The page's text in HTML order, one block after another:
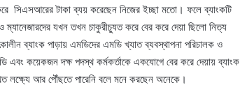
সিএসআরের টাকা ব্যয় করেছেন নিজের ইচ্ছা মতো। ফলে ব্যাংকটি
ম্যানেজারদের যখন তখন চাকুরীচ্যুত করে বের করে দেয়া ছিলো নিত্য
ব্যাংক পাড়ায় এমডিদের এমডি খ্যাত ব্যবস্থাপনা পরিচালক ও
কয়েকজন দক্ষ পদস্থ কর্মকর্তাকে একযোগে বের করে দেয়ায় ব্যাংক
লক্ষ্যে আর পৌঁছতে পারেনি বলে মনে করছেন অনেকে।